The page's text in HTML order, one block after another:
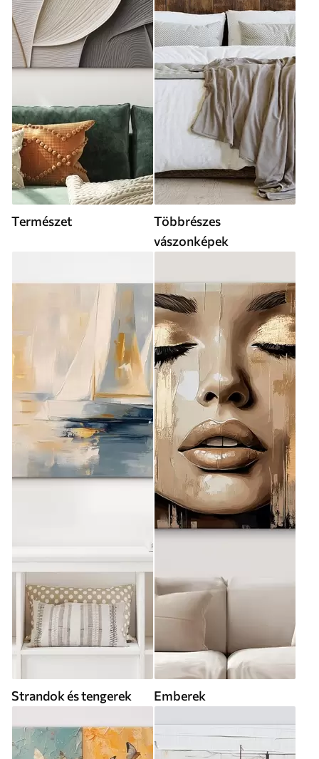
Természet
Többrészes
vászonképek
Strandok és tengerek Emberek